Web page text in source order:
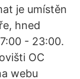
je umístěn
hned
- 23:00.
OC
webu